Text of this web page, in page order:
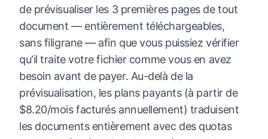
de prévisualiser les 3 premières pages de tout
document — entièrement téléchargeables,
sans filigrane — afin que vous puissiez vérifier
qu'il traite votre fichier comme vous en avez
besoin avant de payer. Au-delà de la
prévisualisation, les plans payants (à partir de
$8.20/mois facturés annuellement) traduisent
les documents entièrement avec des quotas